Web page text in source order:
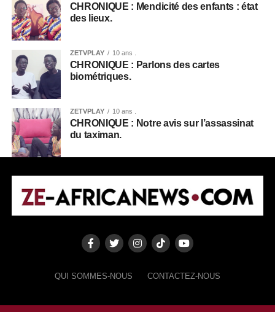
CHRONIQUE : Mendicité des enfants : état
des lieux.
ZETVPLAY 10 ans .
CHRONIQUE : Parlons des cartes
biométriques.
ZETVPLAY 10 ans .
CHRONIQUE : Notre avis sur l’assassinat
du taximan.
QUI SOMMES-NOUS CONTACTEZ-NOUS